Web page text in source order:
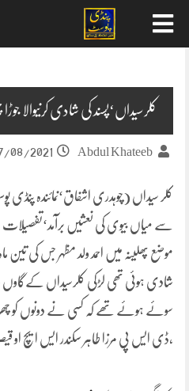
کلرسیداں‘پسند کی شادی کرنیوالا
Abdul Khateeb
08/2021
کلر سیداں (چوہدری اشفاق‘نمائندہ
سے میاں بیوی کی نعشیں
موضع پھلینہ میں احمد ولد مظہر جس کی تین
شادی ہوئی تھی لڑکی کلرسیداں کےگاوں
سوئے ہوئے تھے کہ کسی نے دونوں کو
،ڈی ایس پی مرزا طاہر سکندر ایس ایچ او